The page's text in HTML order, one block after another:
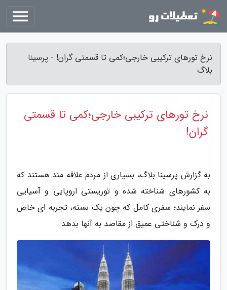
نرخ تورهای ترکیبی خارجی؛کمی تا قسمتی گران! - پرسینا
بلاگ
نرخ تورهای ترکیبی خارجی؛کمی تا قسمتی
گران!
به گزارش پرسینا بلاگ، بسیاری از مردم علاقه مند هستند که
به کشورهای شناخته شده و توریستی اروپایی و آسیایی
سفر نمایند؛ سفری کامل که چون یک بسته، تجربه ای خاص
و درک و شناختی عمیق از مقاصد به آنها بدهد.